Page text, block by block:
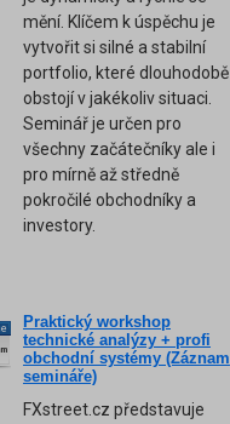
mění. Klíčem k úspěchu je
vytvořit si silné a stabilní
portfolio, které dlouhodobě
obstojí v jakékoliv situaci.
Seminář je určen pro
všechny začátečníky ale i
pro mírně až středně
pokročilé obchodníky a
investory.
Praktický workshop
technické analýzy + profi
obchodní systémy (Záznam
semináře)
FXstreet.cz představuje